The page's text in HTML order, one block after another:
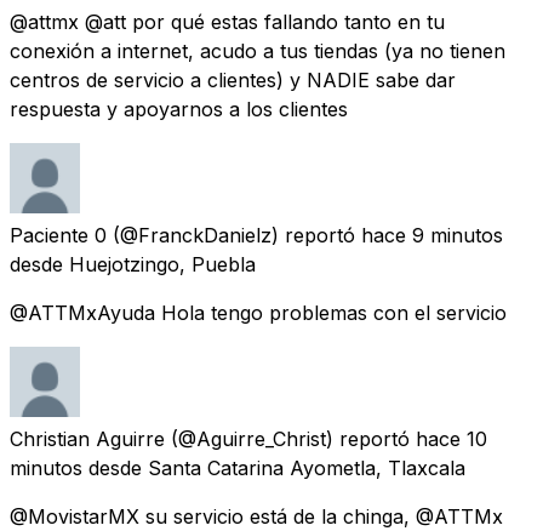
@attmx @att por qué estas fallando tanto en tu
conexión a internet, acudo a tus tiendas (ya no tienen
centros de servicio a clientes) y NADIE sabe dar
respuesta y apoyarnos a los clientes
Paciente 0 (@FranckDanielz) reportó hace 9 minutos
desde Huejotzingo, Puebla
@ATTMxAyuda Hola tengo problemas con el servicio
Christian Aguirre (@Aguirre_Christ) reportó hace 10
minutos desde Santa Catarina Ayometla, Tlaxcala
@MovistarMX su servicio está de la chinga, @ATTMx